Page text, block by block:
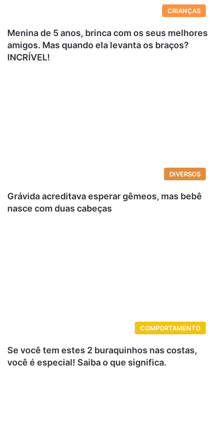
CRIANÇAS
Menina de 5 anos, brinca com os seus melhores
amigos. Mas quando ela levanta os braços?
INCRÍVEL!
DIVERSOS
Grávida acreditava esperar gêmeos, mas bebê
nasce com duas cabeças
COMPORTAMENTO
Se você tem estes 2 buraquinhos nas costas,
você é especial! Saiba o que significa.